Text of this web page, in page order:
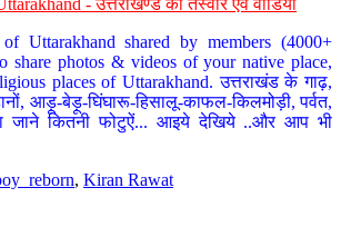
- उत्तराखण्ड की तस्वीरें एवं वीडियो
Uttarakhand shared by members (4000+
share photos & videos of your native place,
places of Uttarakhand. उत्तराखंड के गाढ़,
आड़ू-बेड़ू-घिंघारू-हिसालू-काफल-किलमोड़ी, पर्वत,
जाने कितनी फोटुऐं... आइये देखिये ..और आप भी
, Kiran Rawat